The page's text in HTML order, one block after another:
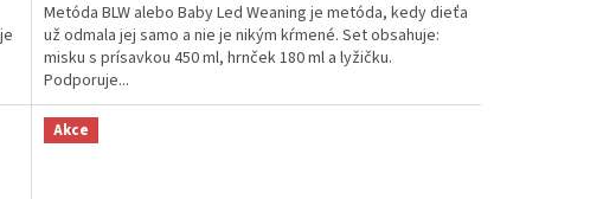
z
5
hviezdičiek.
Metóda BLW alebo Baby Led Weaning je metóda, kedy dieťa
už odmala jej samo a nie je nikým kŕmené. Set obsahuje:
misku s prísavkou 450 ml, hrnček 180 ml a lyžičku.
Podporuje...
Akce